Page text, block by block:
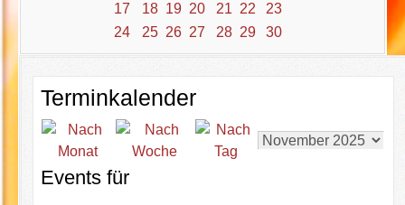
17
18 19 20 21 22
23
24
25 26 27 28 29 30
Terminkalender
Events für